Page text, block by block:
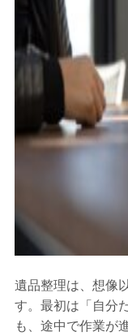
遺品整理は、想像
す。最初は「自分
も、途中で作業が